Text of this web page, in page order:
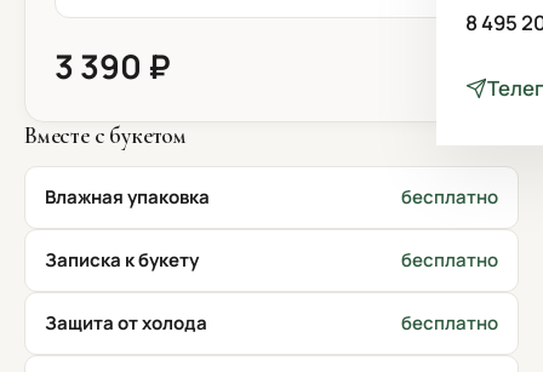
8 495
3 390 ₽
Вместе с букетом
Влажная упаковка бесплатно
Записка к букету бесплатно
Защита от холода бесплатно